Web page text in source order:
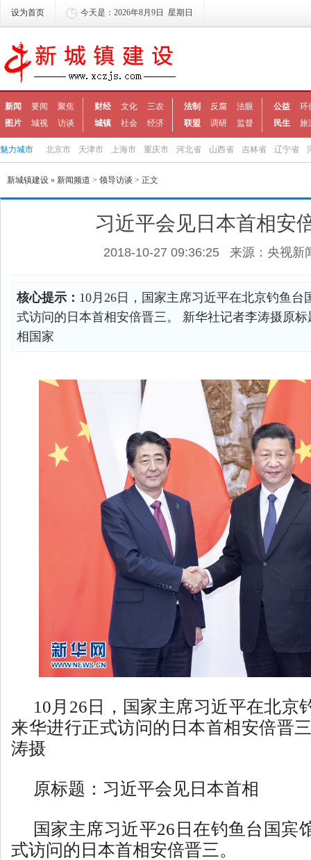
设为首页 今天是：2026年8月9日 星期日
新闻 要闻
聚焦
图片
城视 访谈
财经 文化
三农
城镇
社会 经济
法制 反腐
法眼
联盟
调研 监督
公益
环
民生
旅
魅力城市 北京市 天津市 上海市 重庆市 河北省 山西省 吉林省 辽宁省
新城镇建设 » 新闻频道 > 领导访谈 > 正文
习近平会见日本首相安
2018-10-27 09:36:25 来源：央视新
核心提示： 10月26日，国家主席习近平在北京钓鱼台
式访问的日本首相安倍晋三。 新华社记者李涛摄原
相国家
10月26日，国家主席习近平在北京
来华进行正式访问的日本首相安倍晋
涛摄
原标题： 习近平会见日本首相
国家主席习近平26日在钓鱼台国宾
式访问的日本首相安倍晋三。